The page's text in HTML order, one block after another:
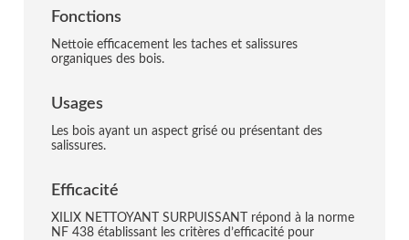
Fonctions
Nettoie efficacement les taches et salissures
organiques des bois.
Usages
Les bois ayant un aspect grisé ou présentant des
salissures.
Efficacité
XILIX NETTOYANT SURPUISSANT répond à la norme
NF 438 établissant les critères d’efficacité pour